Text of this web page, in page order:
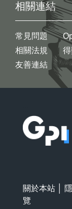
相關連結
常見問題
相關法規
友善連結
關於本站
覽